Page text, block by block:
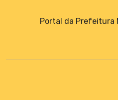
Portal da Prefeitura